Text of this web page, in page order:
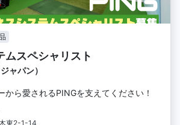
ムスペシャリスト
ャパン）
から愛されるPINGを支えてください！
東2-1-14